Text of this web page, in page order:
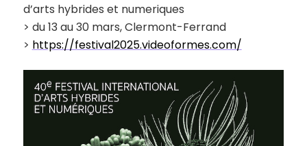
d’arts hybrides et numeriques
> du 13 au 30 mars, Clermont-Ferrand
> https://festival2025.videoformes.com/